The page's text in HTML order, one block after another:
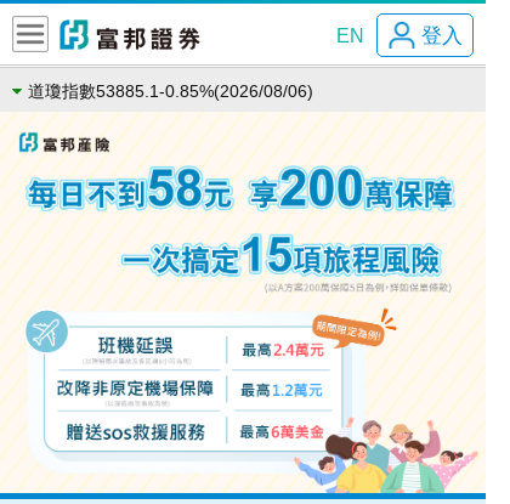
登入
EN
道瓊指數53885.1-0.85%(2026/08/06)
那斯達克指數26348.35-0.06%(2026/08/06)
法國CAC8699.710.35%(2026/08/06)
費城半導體12048.690.33%(2026/08/06)
加權指數44225.91-0.38%(2026/08/07)
上証指數3940.041.02%(2026/08/07)
日經指數65683.26-0.93%(2026/08/06)
恆生指數25668.030.54%(2026/08/07)